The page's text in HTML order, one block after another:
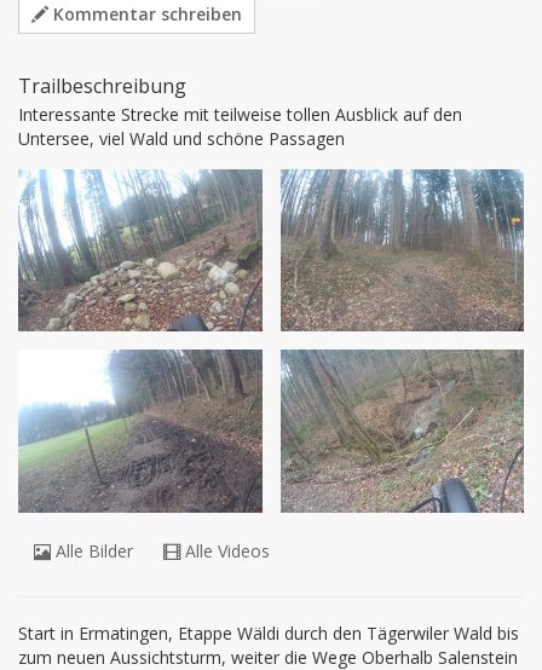
Kommentar schreiben
Trailbeschreibung
Interessante Strecke mit teilweise tollen Ausblick auf den
Untersee, viel Wald und schöne Passagen
Alle Bilder Alle Videos
Start in Ermatingen, Etappe Wäldi durch den Tägerwiler Wald bis
zum neuen Aussichtsturm, weiter die Wege Oberhalb Salenstein